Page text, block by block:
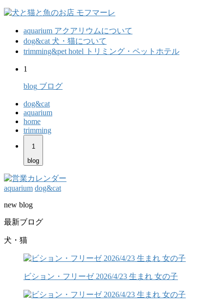
aquarium アクアリウムについて
dog&cat 犬・猫について
trimming&pet hotel
トリミング・ペットホテル
1
blog ブログ
dog&cat
aquarium
home
trimming
1
blog
aquarium dog&cat
new blog
最新ブログ
犬・猫
ビション・フリーゼ 2026/4/23 生まれ 女の子